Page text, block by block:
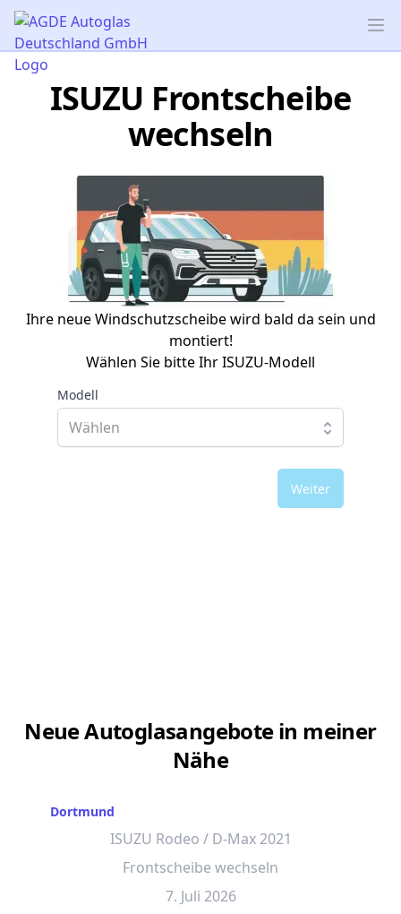
AGDE Autoglas Deutschland GmbH
ISUZU Frontscheibe
wechseln
Ihre neue Windschutzscheibe wird bald da sein und
montiert!
Wählen Sie bitte Ihr ISUZU-Modell
Modell
Weiter
Neue Autoglasangebote in meiner
Nähe
Dortmund
ISUZU Rodeo / D-Max 2021
Frontscheibe wechseln
7. Juli 2026